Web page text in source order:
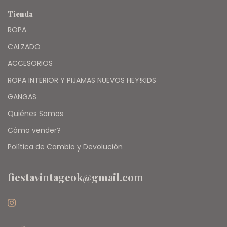
Tienda
ROPA
CALZADO
ACCESORIOS
ROPA INTERIOR Y PIJAMAS NUEVOS HEY!KIDS
GANGAS
Quiénes Somos
Cómo vender?
Política de Cambio y Devolución
fiestavintageok@gmail.com